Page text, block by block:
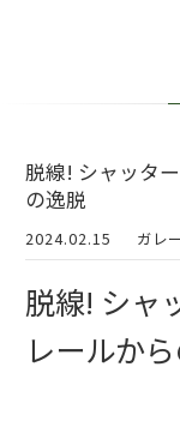
脱線! シャッタ
の逸脱
2024.02.15 ガレ
脱線! シャ
レールか